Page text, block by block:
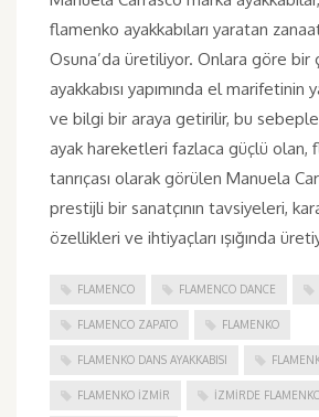
flamenko ayakkabıları yaratan
Osuna’da üretiliyor. Onlara göre bir
ayakkabısı yapımında el marifetinin
ve bilgi bir araya getirilir, bu sebeple
ayak hareketleri fazlaca güçlü olan,
tanrıçası olarak görülen Manuela
prestijli bir sanatçının tavsiyeleri,
özellikleri ve ihtiyaçları ışığında
FLAMENCO FLAMENCO DANCE
FLAMENCO ZAPATO FLAMENKO
FLAMENKO DANS AYAKKABISI
FLAMENKO IZMIR IZMIRDE